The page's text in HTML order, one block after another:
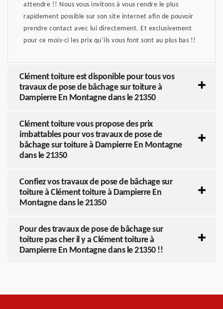
attendre !! Nous vous invitons à vous rendre le plus
rapidement possible sur son site internet afin de pouvoir
prendre contact avec lui directement. Et exclusivement
pour ce mois-ci les prix qu’ils vous font sont au plus bas !!
Clément toiture est disponible pour tous vos
travaux de pose de bâchage sur toiture à
Dampierre En Montagne dans le 21350
Clément toiture vous propose des prix
imbattables pour vos travaux de pose de
bâchage sur toiture à Dampierre En Montagne
dans le 21350
Confiez vos travaux de pose de bâchage sur
toiture à Clément toiture à Dampierre En
Montagne dans le 21350
Pour des travaux de pose de bâchage sur
toiture pas cher il y a Clément toiture à
Dampierre En Montagne dans le 21350 !!